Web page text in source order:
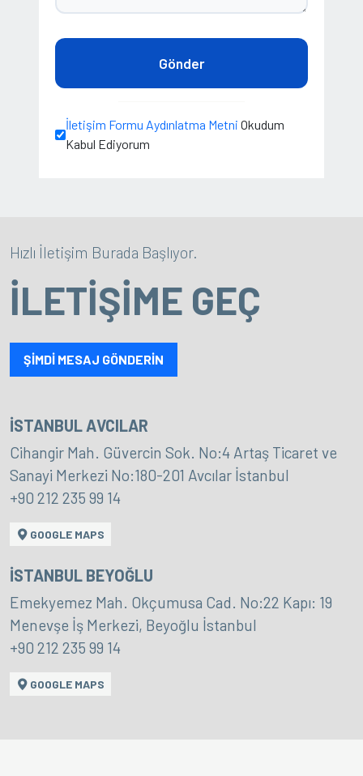
Gönder
İletişim Formu Aydınlatma Metni Okudum
Kabul Ediyorum
Hızlı İletişim Burada Başlıyor.
İLETİŞİME GEÇ
ŞİMDİ MESAJ GÖNDERİN
İSTANBUL AVCILAR
Cihangir Mah. Güvercin Sok. No:4 Artaş Ticaret ve
Sanayi Merkezi No:180-201 Avcılar İstanbul
+90 212 235 99 14
GOOGLE MAPS
İSTANBUL BEYOĞLU
Emekyemez Mah. Okçumusa Cad. No:22 Kapı: 19
Menevşe İş Merkezi, Beyoğlu İstanbul
+90 212 235 99 14
GOOGLE MAPS